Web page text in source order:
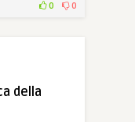
0 0
della